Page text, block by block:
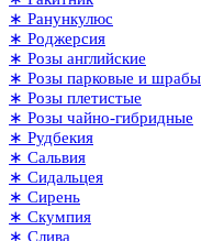
∗ Ранункулюс
∗ Роджерсия
∗ Розы английские
∗ Розы парковые и шрабы
∗ Розы плетистые
∗ Розы чайно-гибридные
∗ Рудбекия
∗ Сальвия
∗ Сидальцея
∗ Сирень
∗ Скумпия
∗ Слива